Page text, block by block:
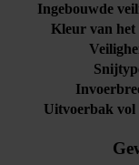
Ingebouwde
Kleur van
Uitvoerbak